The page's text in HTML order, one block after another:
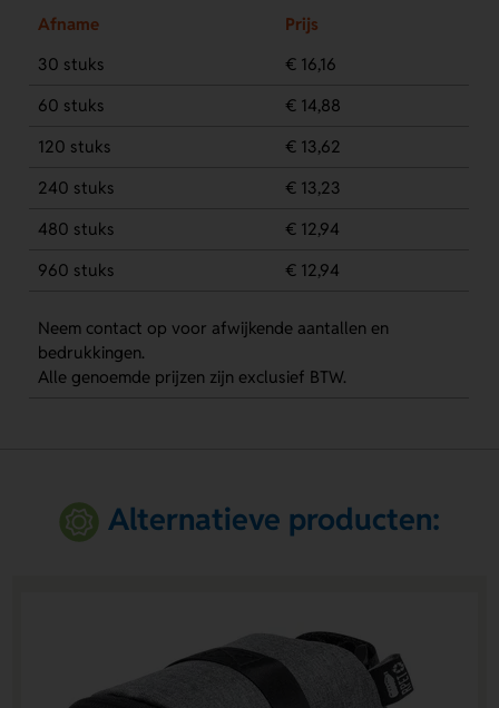
Afname
Prijs
30 stuks
€ 16,16
60 stuks
€ 14,88
120 stuks
€ 13,62
240 stuks
€ 13,23
480 stuks
€ 12,94
960 stuks
€ 12,94
Neem contact op voor afwijkende aantallen en
bedrukkingen.
Alle genoemde prijzen zijn exclusief BTW.
Alternatieve producten: